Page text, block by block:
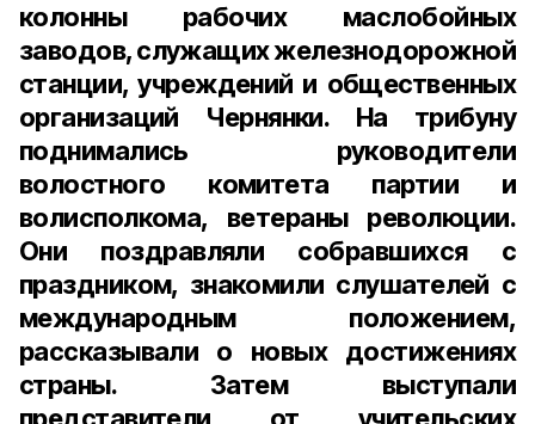
колонны рабочих маслобойных
заводов, служащих железнодорожной
станции, учреждений и общественных
организаций Чернянки. На трибуну
поднимались руководители
волостного комитета партии и
волисполкома, ветераны революции.
Они поздравляли собравшихся с
праздником, знакомили слушателей с
международным положением,
рассказывали о новых достижениях
страны. Затем выступали